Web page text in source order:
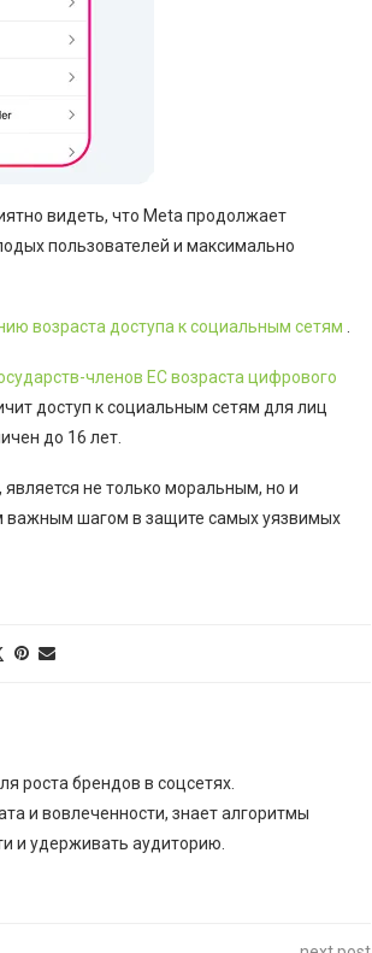
видеть, что Meta продолжает
пользователей и максимально
возраста доступа к социальным сетям
членов ЕС возраста цифрового
доступ к социальным сетям для лиц
до 16 лет.
не только моральным, но и
важным шагом в защите самых уязвимых
роста брендов в соцсетях.
и вовлеченности, знает алгоритмы
и удерживать аудиторию.